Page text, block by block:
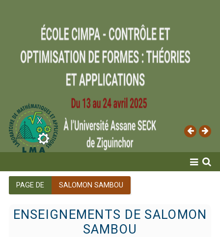
PAGE DE SALOMON SAMBOU
ENSEIGNEMENTS DE SALOMON
SAMBOU